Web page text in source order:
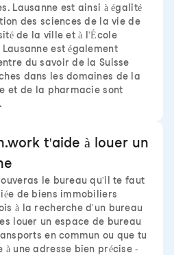
Lausanne est ainsi à égalité
des sciences de la vie de
de la ville et à l'École
est également
du savoir de la Suisse
dans les domaines de la
et de la pharmacie sont
t'aide à louer un
le bureau qu'il te faut
de biens immobiliers
à la recherche d'un bureau
louer un espace de bureau
en commun ou que tu
à une adresse bien précise -